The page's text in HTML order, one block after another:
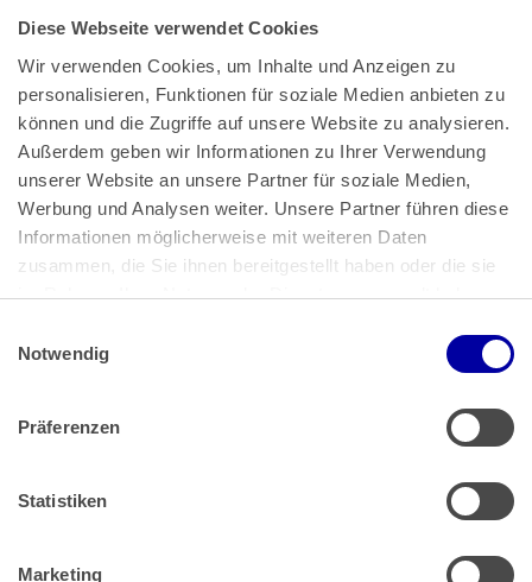
Diese Webseite verwendet Cookies
Wir verwenden Cookies, um Inhalte und Anzeigen zu
personalisieren, Funktionen für soziale Medien anbieten zu
können und die Zugriffe auf unsere Website zu analysieren.
Außerdem geben wir Informationen zu Ihrer Verwendung
unserer Website an unsere Partner für soziale Medien,
Werbung und Analysen weiter. Unsere Partner führen diese
Informationen möglicherweise mit weiteren Daten
zusammen, die Sie ihnen bereitgestellt haben oder die sie
im Rahmen Ihrer Nutzung der Dienste gesammelt haben.
Impressum
Notwendig
Präferenzen
Statistiken
Marketing
Bundeskanzlerplatz 2
53113 Bonn
Pressemitteilungen|AGB
Impressum|Datenschutz
Muster Widerrufsformular (PDF)